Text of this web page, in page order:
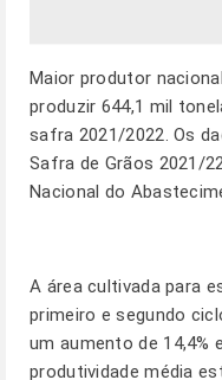
Maior produtor
produzir 644,1 mil
safra 2021/2022. Os
Safra de Grãos 2021/
Nacional do
A área cultivada para
primeiro e segundo
um aumento de 14,4%
produtividade média